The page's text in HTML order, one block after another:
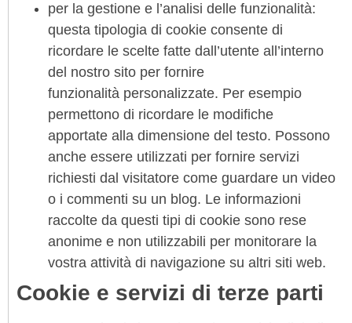
per la gestione e l’analisi delle funzionalità:
questa tipologia di cookie consente di
ricordare le scelte fatte dall’utente all’interno
del nostro sito per fornire
funzionalità personalizzate. Per esempio
permettono di ricordare le modifiche
apportate alla dimensione del testo. Possono
anche essere utilizzati per fornire servizi
richiesti dal visitatore come guardare un video
o i commenti su un blog. Le informazioni
raccolte da questi tipi di cookie sono rese
anonime e non utilizzabili per monitorare la
vostra attività di navigazione su altri siti web.
Cookie e servizi di terze parti